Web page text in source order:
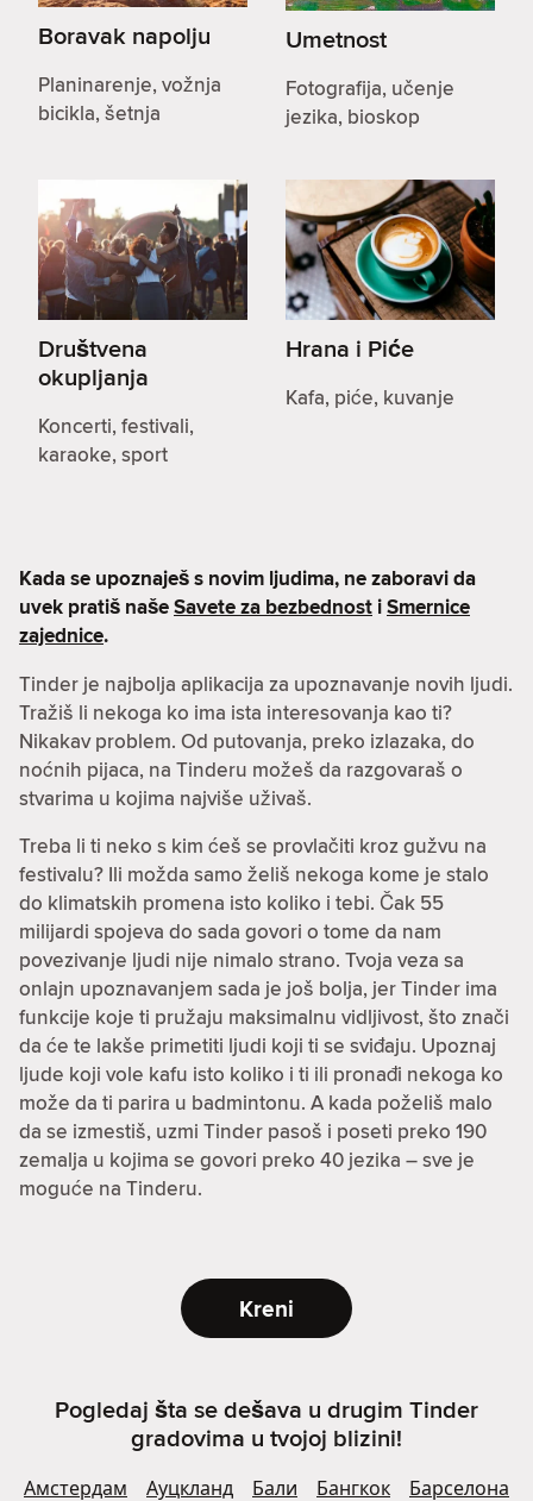
Boravak napolju
Planinarenje, vožnja
bicikla, šetnja
Umetnost
Fotografija, učenje
jezika, bioskop
Društvena
okupljanja
Koncerti, festivali,
karaoke, sport
Hrana i Piće
Kafa, piće, kuvanje
Kada se upoznaješ s novim ljudima, ne zaboravi da
uvek pratiš našeSavete za bezbednost iSmernice
zajednice.
Tinder je najbolja aplikacija za upoznavanje novih ljudi.
Tražiš li nekoga ko ima ista interesovanja kao ti?
Nikakav problem. Od putovanja, preko izlazaka, do
noćnih pijaca, na Tinderu možeš da razgovaraš o
stvarima u kojima najviše uživaš.
Treba li ti neko s kim ćeš se provlačiti kroz gužvu na
festivalu? Ili možda samo želiš nekoga kome je stalo
do klimatskih promena isto koliko i tebi. Čak 55
milijardi spojeva do sada govori o tome da nam
povezivanje ljudi nije nimalo strano. Tvoja veza sa
onlajn upoznavanjem sada je još bolja, jer Tinder ima
funkcije koje ti pružaju maksimalnu vidljivost, što znači
da će te lakše primetiti ljudi koji ti se sviđaju. Upoznaj
ljude koji vole kafu isto koliko i ti ili pronađi nekoga ko
može da ti parira u badmintonu. A kada poželiš malo
da se izmestiš, uzmi Tinder pasoš i poseti preko 190
zemalja u kojima se govori preko 40 jezika – sve je
moguće na Tinderu.
Kreni
Pogledaj šta se dešava u drugim Tinder
gradovima u tvojoj blizini!
Амстердам Ауцкланд Бали Бангкок
Барселона